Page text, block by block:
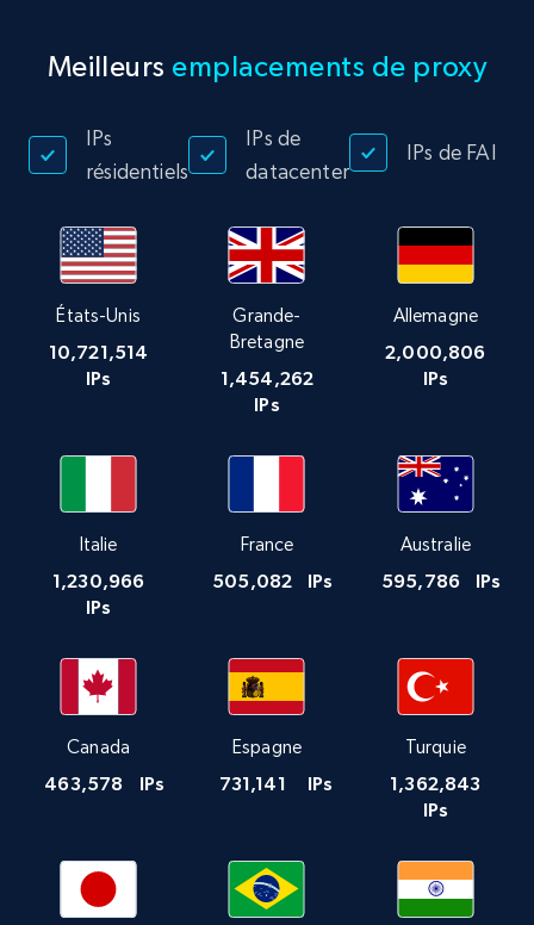
Meilleurs emplacements de proxy
IPs
résidentiels
IPs de
datacenter
IPs de FAI
États-Unis
10,721,514
IPs
Grande-
Bretagne
1,454,262
IPs
Allemagne
2,000,806
IPs
Italie
1,230,966
IPs
France
505,082 IPs
Australie
595,786 IPs
Canada
463,578 IPs
Espagne
731,141 IPs
Turquie
1,362,843
IPs